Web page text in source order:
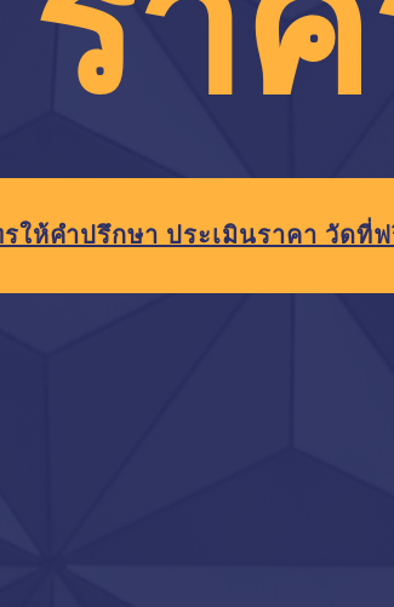
ให้คำปรึกษา ประเมินราคา วัดที่ฟ